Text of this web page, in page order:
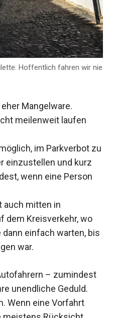
Hoffentlich fahren wir nie
Mangelware.
meilenweit laufen
im Parkverbot zu
einzustellen und kurz
wenn eine Person
auch mitten in
dem Kreisverkehr, wo
einfach warten, bis
war.
– zumindest
unendliche Geduld.
Wenn eine Vorfahrt